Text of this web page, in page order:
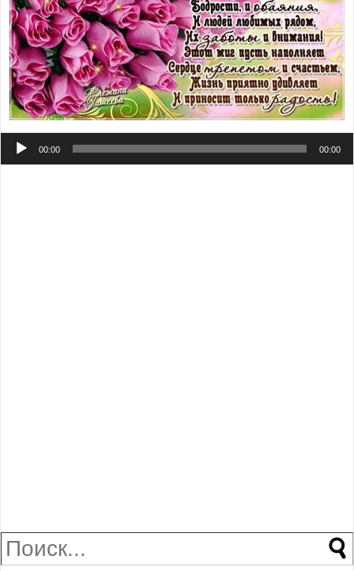
Аудиоплеер
00:00 00:00